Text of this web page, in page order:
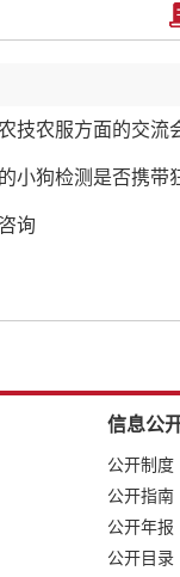
技农服方面的交流
小狗检测是否携带
询
信息公
公开制度
公开指南
公开年报
公开目录